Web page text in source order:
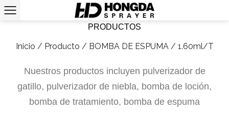
PRODUCTOS
Inicio / Producto / BOMBA DE ESPUMA / 1.60ml/T
Nuestros productos incluyen pulverizador de
gatillo, pulverizador de niebla, bomba de loción,
bomba de tratamiento, bomba de espuma